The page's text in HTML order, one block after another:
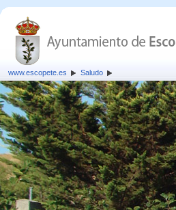
www.escopete.es Saludo